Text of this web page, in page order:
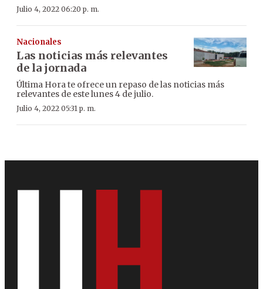
Julio 4, 2022 06:20 p. m.
Nacionales
Las noticias más relevantes
de la jornada
Última Hora te ofrece un repaso de las noticias más
relevantes de este lunes 4 de julio.
Julio 4, 2022 05:31 p. m.